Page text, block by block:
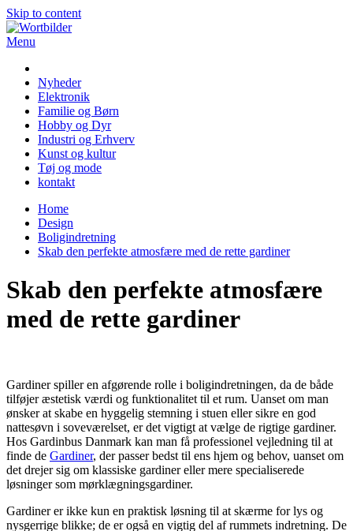
Skip to content
Menu
Nyheder
Elektronik
Familie og Børn
Hobby og Dyr
Industri og Erhverv
Kunst og kultur
Tøj og mode
kontakt
Home
Design
Boligindretning
Skab den perfekte atmosfære med de rette gardiner
Skab den perfekte atmosfære
med de rette gardiner
Gardiner spiller en afgørende rolle i boligindretningen, da de både
tilføjer æstetisk værdi og funktionalitet til et rum. Uanset om man
ønsker at skabe en hyggelig stemning i stuen eller sikre en god
nattesøvn i soveværelset, er det vigtigt at vælge de rigtige gardiner.
Hos Gardinbus Danmark kan man få professionel vejledning til at
finde de Gardiner, der passer bedst til ens hjem og behov, uanset om
det drejer sig om klassiske gardiner eller mere specialiserede
løsninger som mørklægningsgardiner.
Gardiner er ikke kun en praktisk løsning til at skærme for lys og
nysgerrige blikke; de er også en vigtig del af rummets indretning. De